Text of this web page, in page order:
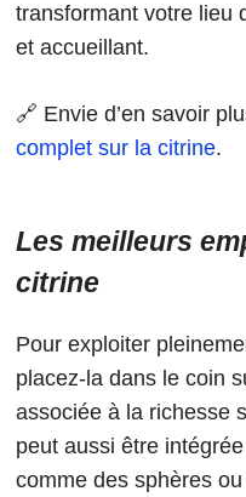
transformant votre lieu
et accueillant.
🔗 Envie d’en savoir
complet sur la citrine.
Les meilleurs
citrine
Pour exploiter
placez-la dans le coin
associée à la richesse
peut aussi être
comme des sphères